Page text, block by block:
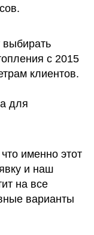
выбирать
с 2015
клиентов.
для
именно этот
и наш
на все
варианты